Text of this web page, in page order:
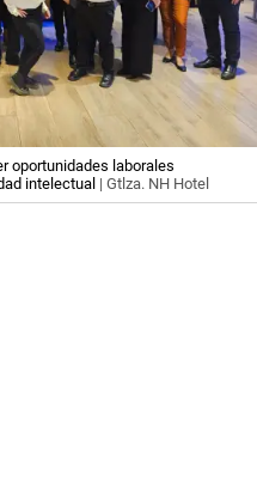
oportunidades laborales
intelectual | Gtlza. NH Hotel